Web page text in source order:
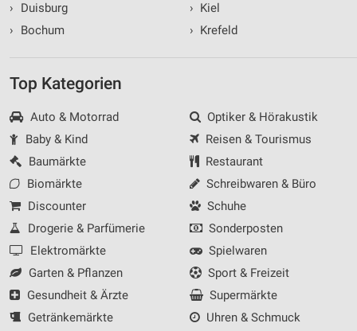
›
Duisburg
›
Bochum
› Kiel
› Krefeld
Top Kategorien
Auto & Motorrad
Baby & Kind
Baumärkte
Biomärkte
Discounter
Drogerie & Parfümerie
Elektromärkte
Garten & Pflanzen
Gesundheit & Ärzte
Getränkemärkte
Optiker & Hörakustik
Reisen & Tourismus
Restaurant
Schreibwaren & Büro
Schuhe
Sonderposten
Spielwaren
Sport & Freizeit
Supermärkte
Uhren & Schmuck